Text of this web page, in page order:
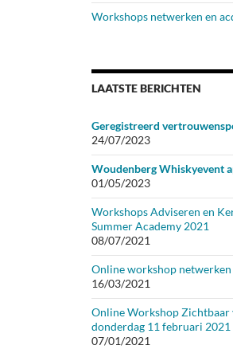
Workshops netwerken en
LAATSTE BERICHTEN
Geregistreerd
24/07/2023
Woudenberg Whiskyevent
01/05/2023
Workshops Adviseren en
Summer Academy 2021
08/07/2021
Online workshop netwerken
16/03/2021
Online Workshop Zichtbaar
donderdag 11 februari 2021
07/01/2021